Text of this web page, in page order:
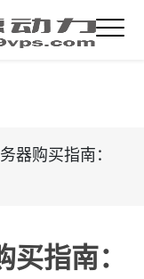
器购买指南：
指南：